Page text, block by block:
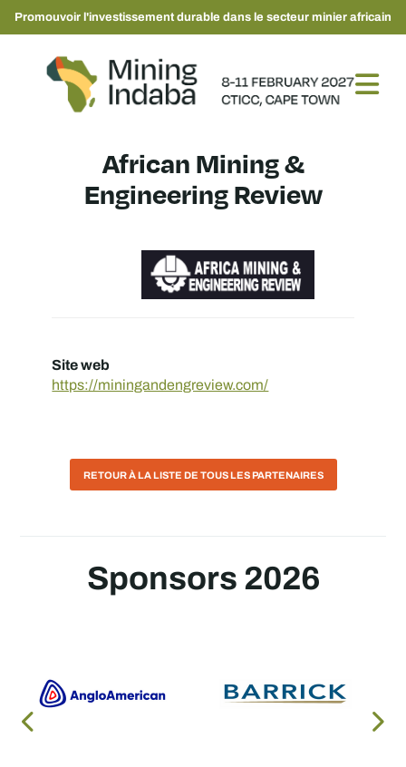
Promouvoir l'investissement durable dans le secteur minier africain
African Mining &
Engineering Review
Site web
https://miningandengreview.com/
RETOUR À LA LISTE DE TOUS LES PARTENAIRES
Sponsors 2026